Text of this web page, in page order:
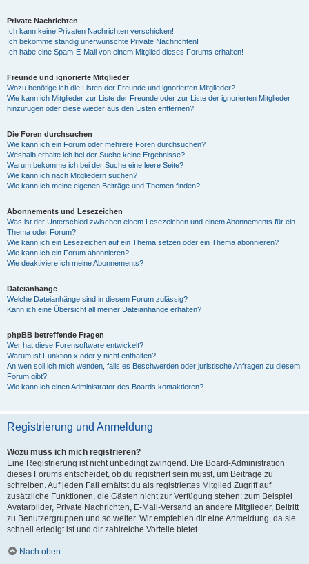
Private Nachrichten
Ich kann keine Privaten Nachrichten verschicken!
Ich bekomme ständig unerwünschte Private Nachrichten!
Ich habe eine Spam-E-Mail von einem Mitglied dieses Forums erhalten!
Freunde und ignorierte Mitglieder
Wozu benötige ich die Listen der Freunde und ignorierten Mitglieder?
Wie kann ich Mitglieder zur Liste der Freunde oder zur Liste der ignorierten Mitglieder
hinzufügen oder diese wieder aus den Listen entfernen?
Die Foren durchsuchen
Wie kann ich ein Forum oder mehrere Foren durchsuchen?
Weshalb erhalte ich bei der Suche keine Ergebnisse?
Warum bekomme ich bei der Suche eine leere Seite?
Wie kann ich nach Mitgliedern suchen?
Wie kann ich meine eigenen Beiträge und Themen finden?
Abonnements und Lesezeichen
Was ist der Unterschied zwischen einem Lesezeichen und einem Abonnements für ein
Thema oder Forum?
Wie kann ich ein Lesezeichen auf ein Thema setzen oder ein Thema abonnieren?
Wie kann ich ein Forum abonnieren?
Wie deaktiviere ich meine Abonnements?
Dateianhänge
Welche Dateianhänge sind in diesem Forum zulässig?
Kann ich eine Übersicht all meiner Dateianhänge erhalten?
phpBB betreffende Fragen
Wer hat diese Forensoftware entwickelt?
Warum ist Funktion x oder y nicht enthalten?
An wen soll ich mich wenden, falls es Beschwerden oder juristische Anfragen zu diesem
Forum gibt?
Wie kann ich einen Administrator des Boards kontaktieren?
Registrierung und Anmeldung
Wozu muss ich mich registrieren?
Eine Registrierung ist nicht unbedingt zwingend. Die Board-Administration
dieses Forums entscheidet, ob du registriert sein musst, um Beiträge zu
schreiben. Auf jeden Fall erhältst du als registriertes Mitglied Zugriff auf
zusätzliche Funktionen, die Gästen nicht zur Verfügung stehen: zum Beispiel
Avatarbilder, Private Nachrichten, E-Mail-Versand an andere Mitglieder, Beitritt
zu Benutzergruppen und so weiter. Wir empfehlen dir eine Anmeldung, da sie
schnell erledigt ist und dir zahlreiche Vorteile bietet.
Nach oben